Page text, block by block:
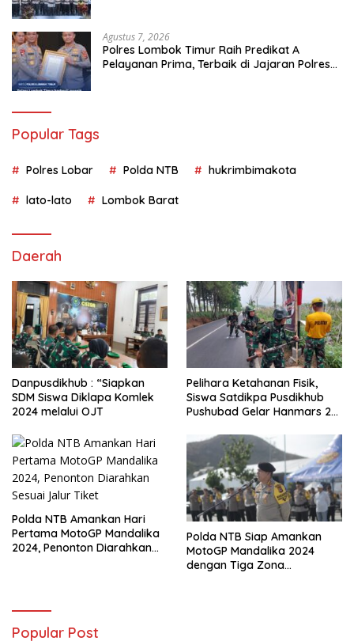
Agustus 7, 2026
Polres Lombok Timur Raih Predikat A
Pelayanan Prima, Terbaik di Jajaran Polres
Popular Tags
Polres Lobar Polda NTB hukrimbimakota
lato-lato Lombok Barat
Daerah
Danpusdikhub : “Siapkan
SDM Siswa Diklapa Komlek
2024 melalui OJT
Pelihara Ketahanan Fisik,
Siswa Satdikpa Pusdikhub
Pushubad Gelar Hanmars 25
Polda NTB Amankan Hari
Pertama MotoGP Mandalika
2024, Penonton Diarahkan
Polda NTB Siap Amankan
MotoGP Mandalika 2024
dengan Tiga Zona
Popular Post